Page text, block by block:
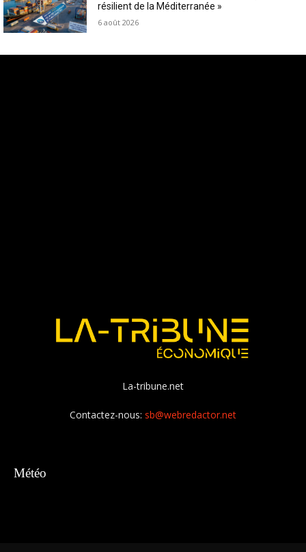
résilient de la Méditerranée »
6 août 2026
La-tribune.net
Contactez-nous: sb@webredactor.net
Météo